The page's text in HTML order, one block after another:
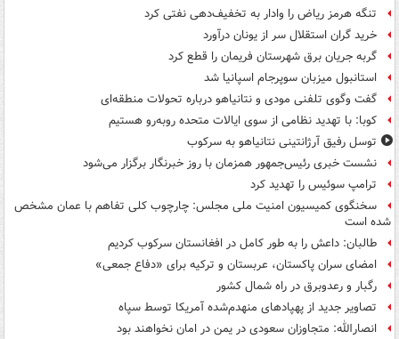
تنگه هرمز ریاض را وادار به تخفیف‌دهی نفتی کرد
خرید گران استقلال سر از یونان درآورد
گربه جریان برق شهرستان فریمان را قطع کرد
استانبول میزبان سوپرجام اسپانیا شد
گفت وگوی تلفنی مودی و نتانیاهو درباره تحولات منطقه‌ای
کوبا: با تهدید نظامی از سوی ایالات متحده روبه‌رو هستیم
توسل رفیق آرژانتینی نتانیاهو به سرکوب
نشست خبری رئیس‌جمهور همزمان با روز خبرنگار برگزار می‌شود
ترامپ سوئیس را تهدید کرد
سخنگوی کمیسیون امنیت ملی مجلس: چارچوب کلی تفاهم با عمان مشخص
شده است
طالبان: داعش را به طور کامل در افغانستان سرکوب کردیم
امضای سران پاکستان، عربستان و ترکیه برای «دفاع جمعی»
رگبار و رعدوبرق در راه شمال کشور
تصاویر جدید از پهپادهای منهدم‌شده آمریکا توسط سپاه
انصارالله: متجاوزان سعودی در یمن در امان نخواهند بود